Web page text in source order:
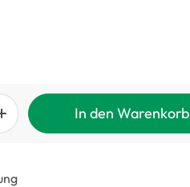
In den Warenkorb